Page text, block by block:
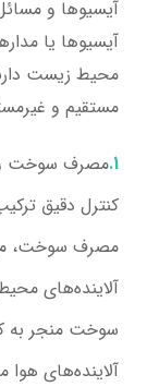
آیسیوها و
آیسیوها یا
محیط زیست
مستقیم و
مصرف سوخت و
کنترل دقیق
مصرف سوخت،
آلاینده‌های
سوخت منجر به
آلاینده‌های